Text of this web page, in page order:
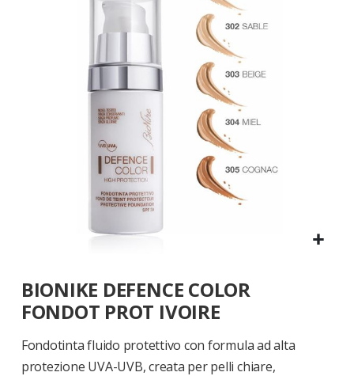
all'inizio
della
galleria
di
immagini
BIONIKE DEFENCE COLOR
FONDOT PROT IVOIRE
Fondotinta fluido protettivo con formula ad alta
protezione UVA-UVB, creata per pelli chiare,